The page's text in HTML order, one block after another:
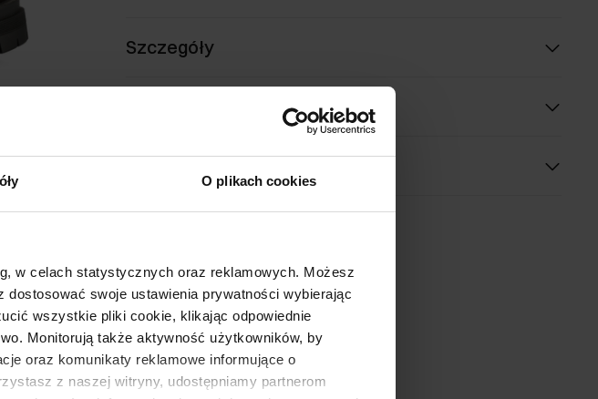
O plikach cookies
w celach statystycznych oraz reklamowych. Możesz
swoje ustawienia prywatności wybierając
wszystkie pliki cookie, klikając odpowiednie
Monitorują także aktywność użytkowników, by
oraz komunikaty reklamowe informujące o
z naszej witryny, udostępniamy partnerom
Szczegóły